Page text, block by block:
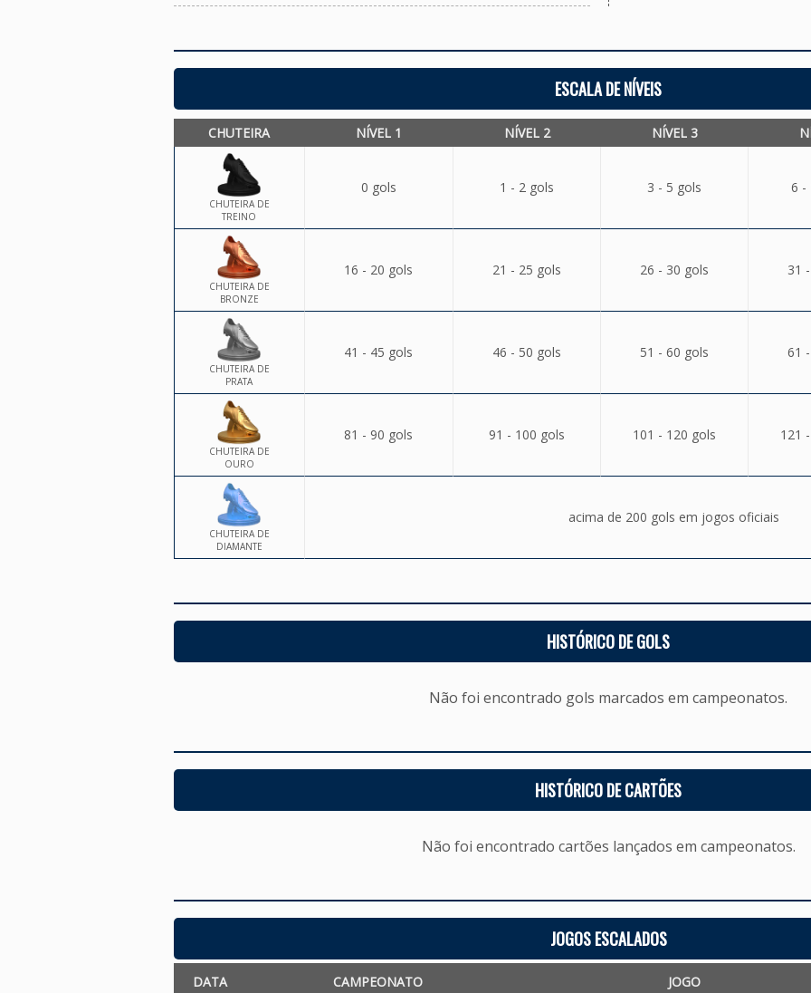
ESCALA DE NÍVEIS
CHUTEIRA NÍVEL 1 NÍVEL 2 NÍVEL 3
CHUTEIRA DE
TREINO
0 gols 1 - 2 gols 3 - 5 gols 6 -
CHUTEIRA DE
BRONZE
16 - 20 gols 21 - 25 gols 26 - 30 gols 31
CHUTEIRA DE
PRATA
41 - 45 gols 46 - 50 gols 51 - 60 gols 61
CHUTEIRA DE
OURO
81 - 90 gols 91 - 100 gols 101 - 120 gols 121
CHUTEIRA DE
DIAMANTE
acima de 200 gols em jogos oficiais
HISTÓRICO DE GOLS
Não foi encontrado gols marcados em campeonatos.
HISTÓRICO DE CARTÕES
Não foi encontrado cartões lançados em campeonatos.
JOGOS ESCALADOS
DATA CAMPEONATO JOGO